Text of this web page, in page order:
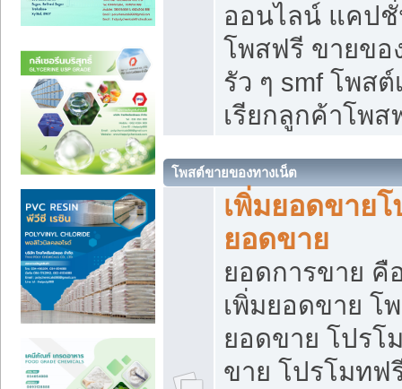
ออนไลน์ แคป
โพสฟรี ขายขอ
รัว ๆ smf โพส
เรียกลูกค้าโพส
โพสต์ขายของทางเน็ต
เพิ่มยอดขาย
ยอดขาย
ยอดการขาย คื
เพิ่มยอดขาย โ
ยอดขาย โปรโ
ขาย โปรโมทฟ